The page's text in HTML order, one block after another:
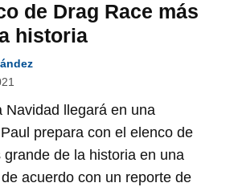
de Drag Race más
historia
Navidad llegará en una
prepara con el elenco de
grande de la historia en una
acuerdo con un reporte de